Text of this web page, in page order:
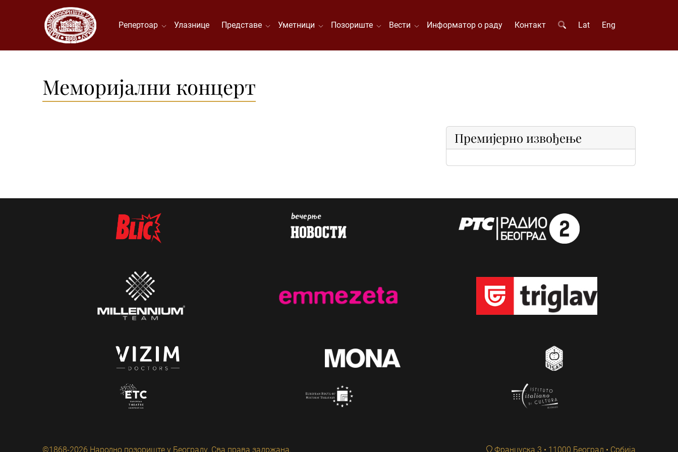
Репертоар Улазнице Представе Уметници Позориште Вести Информатор о раду Контакт Lat Eng
Меморијални концерт
Премијерно извођење
©1868-2026 Народно позориште у Београду. Сва права задржана. Француска 3 • 11000 Београд • Србија